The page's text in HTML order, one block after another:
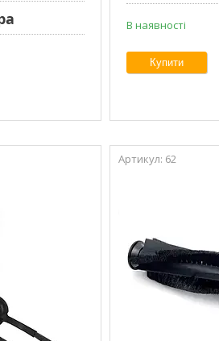
В наявності
Купити
62